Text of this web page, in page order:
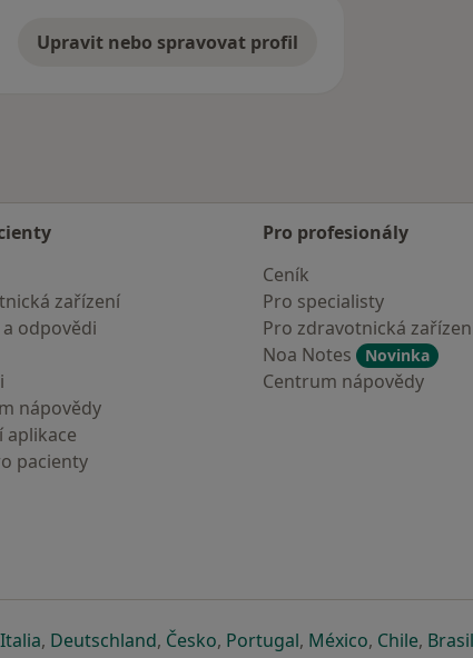
Upravit nebo spravovat profil
zařízení
odpovědi
nápovědy
aplikace
pacienty
Pro profesionály
Ceník
Pro specialisty
Pro zdravotnická
Noa Notes
Novinka
Centrum nápovědy
nové záložce
otevře v nové záložce
Italiase otevře v nové záložce
, Deutschlandse otevře v nové záložce
, Českose otevře v nové záložce
, Portugalse otevře v nové
, Méxicose otevře v
, Chilese
, Brasil